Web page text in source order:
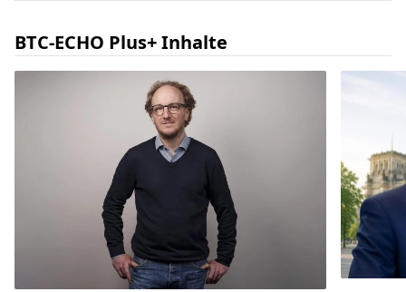
BTC-ECHO Plus+ Inhalte